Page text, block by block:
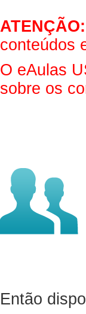
ATENÇÃO:
conteúdos
O eAulas
sobre os
Então